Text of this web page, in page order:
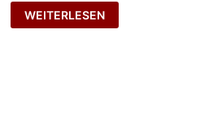
ENTMENSCHLICHUNG
–
GENKI
WEITERLESEN